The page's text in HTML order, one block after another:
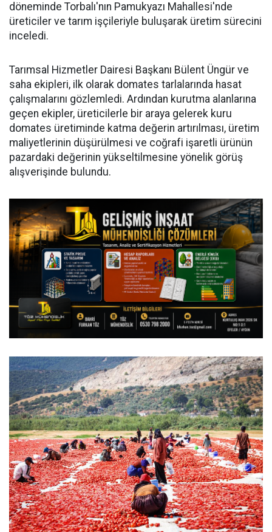
döneminde Torbalı'nın Pamukyazı Mahallesi'nde
üreticiler ve tarım işçileriyle buluşarak üretim sürecini
inceledi.
Tarımsal Hizmetler Dairesi Başkanı Bülent Üngür ve
saha ekipleri, ilk olarak domates tarlalarında hasat
çalışmalarını gözlemledi. Ardından kurutma alanlarına
geçen ekipler, üreticilerle bir araya gelerek kuru
domates üretiminde katma değerin artırılması, üretim
maliyetlerinin düşürülmesi ve coğrafi işaretli ürünün
pazardaki değerinin yükseltilmesine yönelik görüş
alışverişinde bulundu.